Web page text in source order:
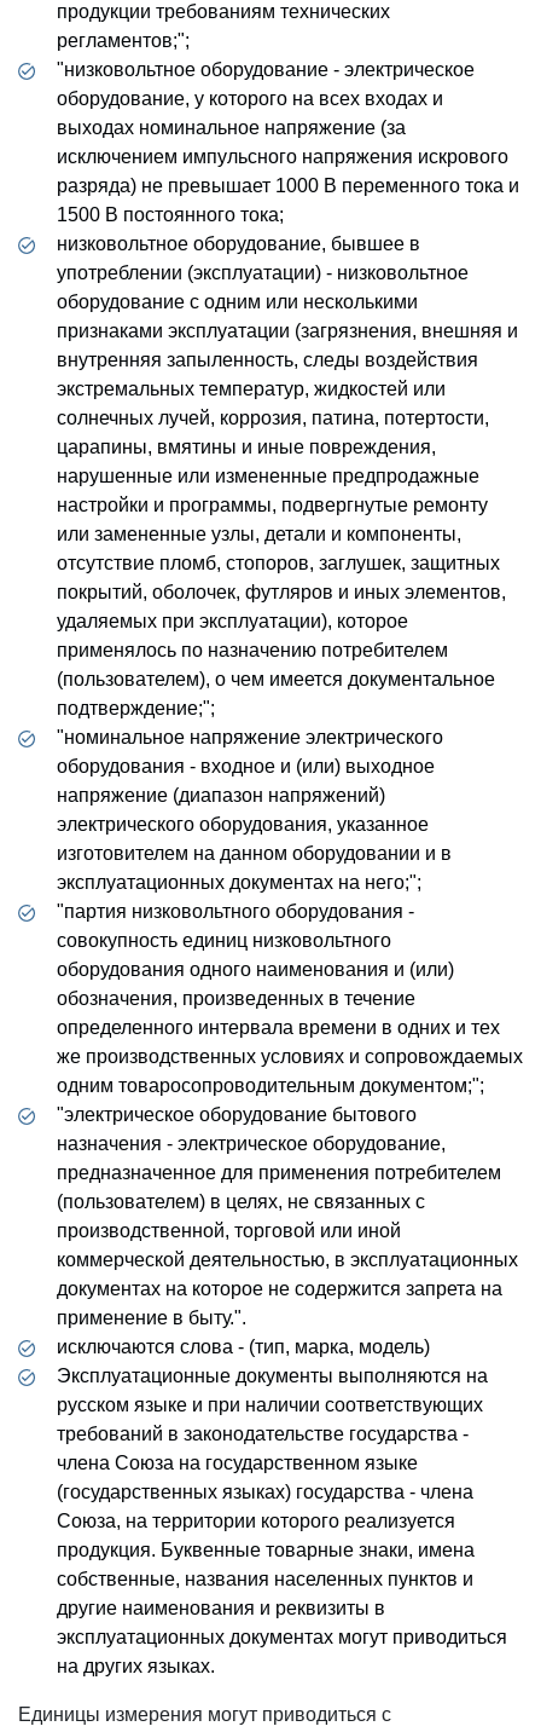
продукции требованиям технических
регламентов;";
"низковольтное оборудование - электрическое
оборудование, у которого на всех входах и
выходах номинальное напряжение (за
исключением импульсного напряжения искрового
разряда) не превышает 1000 В переменного тока и
1500 В постоянного тока;
низковольтное оборудование, бывшее в
употреблении (эксплуатации) - низковольтное
оборудование с одним или несколькими
признаками эксплуатации (загрязнения, внешняя и
внутренняя запыленность, следы воздействия
экстремальных температур, жидкостей или
солнечных лучей, коррозия, патина, потертости,
царапины, вмятины и иные повреждения,
нарушенные или измененные предпродажные
настройки и программы, подвергнутые ремонту
или замененные узлы, детали и компоненты,
отсутствие пломб, стопоров, заглушек, защитных
покрытий, оболочек, футляров и иных элементов,
удаляемых при эксплуатации), которое
применялось по назначению потребителем
(пользователем), о чем имеется документальное
подтверждение;";
"номинальное напряжение электрического
оборудования - входное и (или) выходное
напряжение (диапазон напряжений)
электрического оборудования, указанное
изготовителем на данном оборудовании и в
эксплуатационных документах на него;";
"партия низковольтного оборудования -
совокупность единиц низковольтного
оборудования одного наименования и (или)
обозначения, произведенных в течение
определенного интервала времени в одних и тех
же производственных условиях и сопровождаемых
одним товаросопроводительным документом;";
"электрическое оборудование бытового
назначения - электрическое оборудование,
предназначенное для применения потребителем
(пользователем) в целях, не связанных с
производственной, торговой или иной
коммерческой деятельностью, в эксплуатационных
документах на которое не содержится запрета на
применение в быту.".
исключаются слова - (тип, марка, модель)
Эксплуатационные документы выполняются на
русском языке и при наличии соответствующих
требований в законодательстве государства -
члена Союза на государственном языке
(государственных языках) государства - члена
Союза, на территории которого реализуется
продукция. Буквенные товарные знаки, имена
собственные, названия населенных пунктов и
другие наименования и реквизиты в
эксплуатационных документах могут приводиться
на других языках.
Единицы измерения могут приводиться с